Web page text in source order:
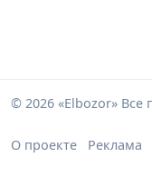
© 2026 «Elbozor»
О проекте Реклама